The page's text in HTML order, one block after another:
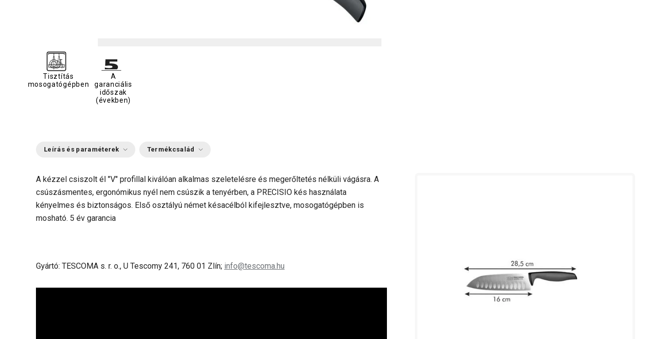
Tisztítás
mosogatógépben
A
garanciális
időszak
(években)
Leírás és paraméterek Termékcsalád
A kézzel csiszolt él "V" profillal kiválóan alkalmas szeletelésre és megerőltetés nélküli vágásra. A
csúszásmentes, ergonómikus nyél nem csúszik a tenyérben, a PRECISIO kés használata
kényelmes és biztonságos. Első osztályú német késacélból kifejlesztve, mosogatógépben is
mosható. 5 év garancia
Gyártó: TESCOMA s. r. o., U Tescomy 241, 760 01 Zlín; info@tescoma.hu